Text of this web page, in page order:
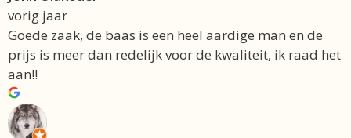
vorig jaar
Goede zaak, de baas is een heel aardige man en de
prijs is meer dan redelijk voor de kwaliteit, ik raad het
aan!!